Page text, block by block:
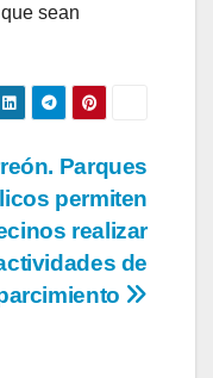
sean
Parques
permiten
realizar
de